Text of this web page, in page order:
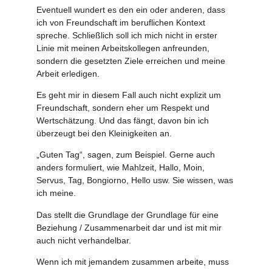
Eventuell wundert es den ein oder anderen, dass
ich von Freundschaft im beruflichen Kontext
spreche. Schließlich soll ich mich nicht in erster
Linie mit meinen Arbeitskollegen anfreunden,
sondern die gesetzten Ziele erreichen und meine
Arbeit erledigen.
Es geht mir in diesem Fall auch nicht explizit um
Freundschaft, sondern eher um Respekt und
Wertschätzung. Und das fängt, davon bin ich
überzeugt bei den Kleinigkeiten an.
„Guten Tag“, sagen, zum Beispiel. Gerne auch
anders formuliert, wie Mahlzeit, Hallo, Moin,
Servus, Tag, Bongiorno, Hello usw. Sie wissen, was
ich meine.
Das stellt die Grundlage der Grundlage für eine
Beziehung / Zusammenarbeit dar und ist mit mir
auch nicht verhandelbar.
Wenn ich mit jemandem zusammen arbeite, muss